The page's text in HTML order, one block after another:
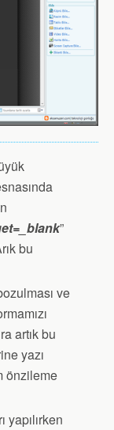
”
bu
ve
artık bu
yazı
önzileme